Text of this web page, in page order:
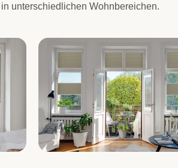
unterschiedlichen Wohnbereichen.